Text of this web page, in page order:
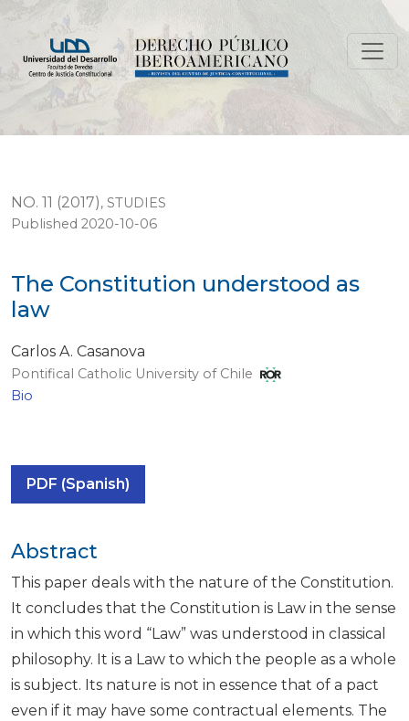
NO. 11 (2017), STUDIES
The Constitution understood as
law
Published 2020-10-06
Carlos A. Casanova
Pontifical Catholic University of Chile
Bio
PDF (Spanish)
Abstract
This paper deals with the nature of the Constitution.
It concludes that the Constitution is Law in the sense
in which this word “Law” was understood in classical
philosophy. It is a Law to which the people as a whole
is subject. Its nature is not in essence that of a pact
even if it may have some contractual elements. The